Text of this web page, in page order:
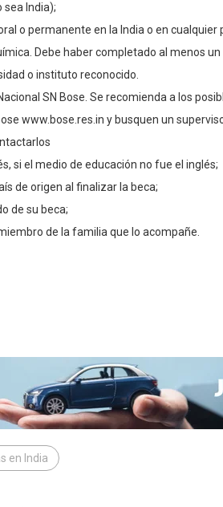
sea India);
o permanente en la India o en cualquier
Debe haber completado al menos un
o instituto reconocido.
SN Bose. Se recomienda a los
www.bose.res.in y busquen un
si el medio de educación no fue el inglés;
de origen al finalizar la beca;
de su beca;
de la familia que lo acompañe.
en India